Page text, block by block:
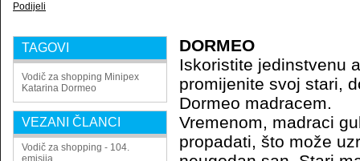
Podijeli
TAGOVI
Vodič za shopping Minipex
Katarina Dormeo
VEZANI ČLANCI
Vodič za shopping - 104.
emisija
DORMEO
Iskoristite jedinstvenu
promijenite svoj stari,
Dormeo madracem.
Vremenom, madraci
propadati, što može